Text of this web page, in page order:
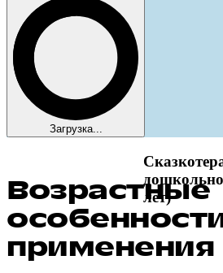
Загрузка...
Возрастные
применения
лет)